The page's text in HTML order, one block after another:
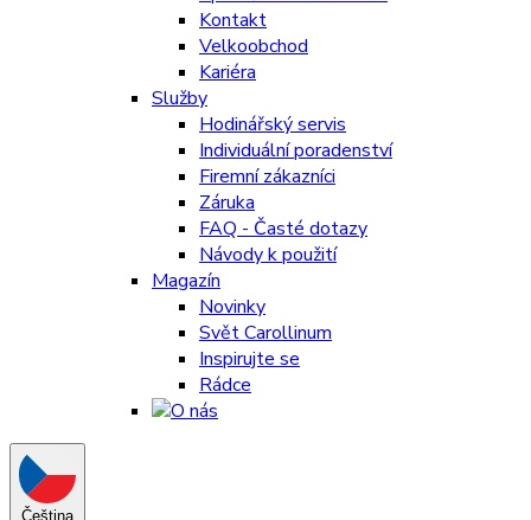
Kontakt
Velkoobchod
Kariéra
Služby
Hodinářský servis
Individuální poradenství
Firemní zákazníci
Záruka
FAQ - Časté dotazy
Návody k použití
Magazín
Novinky
Svět Carollinum
Inspirujte se
Rádce
Čeština